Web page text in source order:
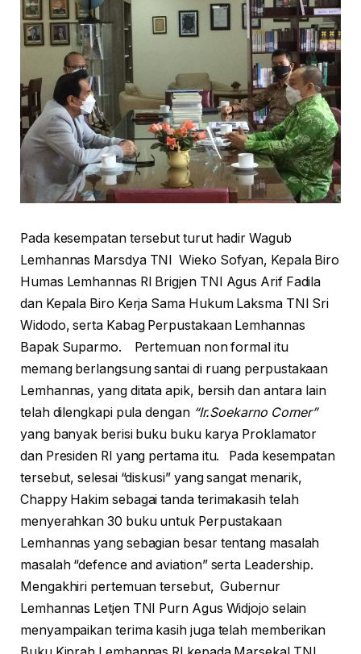
Pada kesempatan tersebut turut hadir Wagub
Lemhannas Marsdya TNI Wieko Sofyan, Kepala Biro
Humas Lemhannas RI Brigjen TNI Agus Arif Fadila
dan Kepala Biro Kerja Sama Hukum Laksma TNI Sri
Widodo, serta Kabag Perpustakaan Lemhannas
Bapak Suparmo. Pertemuan non formal itu
memang berlangsung santai di ruang perpustakaan
Lemhannas, yang ditata apik, bersih dan antara lain
telah dilengkapi pula dengan “Ir.Soekarno Corner”
yang banyak berisi buku buku karya Proklamator
dan Presiden RI yang pertama itu. Pada kesempatan
tersebut, selesai “diskusi” yang sangat menarik,
Chappy Hakim sebagai tanda terimakasih telah
menyerahkan 30 buku untuk Perpustakaan
Lemhannas yang sebagian besar tentang masalah
masalah “defence and aviation” serta Leadership.
Mengakhiri pertemuan tersebut, Gubernur
Lemhannas Letjen TNI Purn Agus Widjojo selain
menyampaikan terima kasih juga telah memberikan